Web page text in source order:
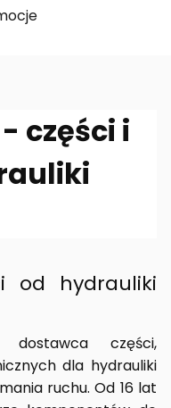
- części i
od hydrauliki
dostawca części,
dla hydrauliki
ruchu. Od 16 lat